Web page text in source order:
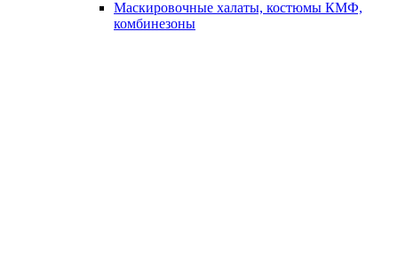
Маскировочные халаты, костюмы КМФ,
комбинезоны